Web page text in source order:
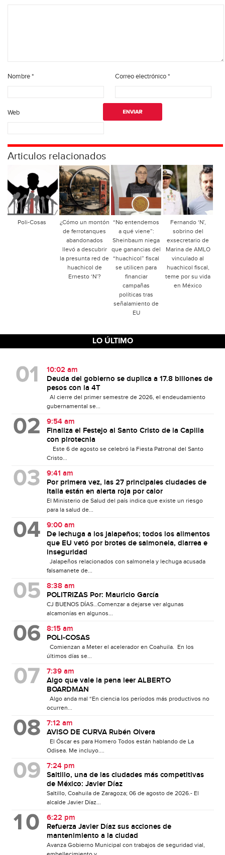
Nombre* Correo electrónico*
Web
Articulos relacionados
Poli-Cosas
¿Cómo un montón
de ferrotanques
abandonados
llevó a descubrir
la presunta red de
huachicol de
Ernesto ‘N’?
“No entendemos
a qué viene”:
Sheinbaum niega
que ganancias del
“huachicol” fiscal
se utilicen para
financiar
campañas
políticas tras
señalamiento de
EU
Fernando ‘N’,
sobrino del
exsecretario de
Marina de AMLO
vinculado al
huachicol fiscal,
teme por su vida
en México
LO ÚLTIMO
10:02 am
Deuda del gobierno se duplica a 17.8 billones de
pesos con la 4T
Al cierre del primer semestre de 2026, el endeudamiento
gubernamental se...
9:54 am
Finaliza el Festejo al Santo Cristo de la Capilla
con pirotecnia
Este 6 de agosto se celebró la Fiesta Patronal del Santo
Cristo...
9:41 am
Por primera vez, las 27 principales ciudades de
Italia están en alerta roja por calor
El Ministerio de Salud del país indica que existe un riesgo
para la salud de...
9:00 am
De lechuga a los jalapeños; todos los alimentos
que EU vetó por brotes de salmonela, diarrea e
inseguridad
Jalapeños relacionados con salmonela y lechuga acusada
falsamanete de...
8:38 am
POLITRIZAS Por: Mauricio García
CJ BUENOS DÍAS…Comenzar a dejarse ver algunas
alcamonías en algunos...
8:15 am
POLI-COSAS
Comienzan a Meter el acelerador en Coahuila. En los
últimos días se...
7:39 am
Algo que vale la pena leer ALBERTO
BOARDMAN
Algo anda mal “En ciencia los períodos más productivos no
ocurren...
7:12 am
AVISO DE CURVA Rubén Olvera
El Óscar es para Homero Todos están hablando de La
Odisea. Me incluyo....
7:24 pm
Saltillo, una de las ciudades más competitivas
de México: Javier Díaz
Saltillo, Coahuila de Zaragoza; 06 de agosto de 2026.- El
alcalde Javier Díaz...
6:22 pm
Refuerza Javier Díaz sus acciones de
mantenimiento a la ciudad
Avanza Gobierno Municipal con trabajos de seguridad vial,